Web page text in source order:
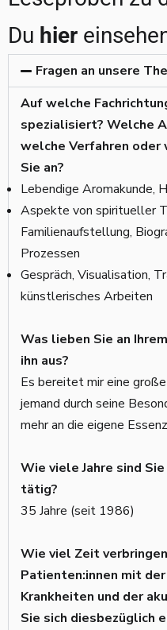
Du hier
Fragen an unsere
Auf welche
spezialisiert? Welche
welche Verfahren
Sie an?
Lebendige Aromakunde,
Aspekte von spiritueller
Familienaufstellung,
Prozessen
Gespräch, Visualisation,
künstlerisches Arbeiten
Was lieben Sie an
ihn aus?
Es bereitet mir eine
jemand durch seine
mehr an die eigene
Wie viele Jahre sind
tätig?
35 Jahre (seit 1986)
Wie viel Zeit
Patienten:innen mit
Krankheiten und der
Sie sich diesbezüglich